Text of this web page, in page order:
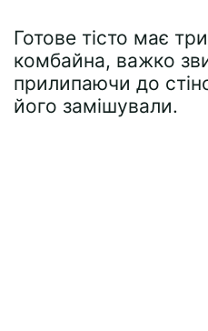
Готове тісто має
комбайна, важко
прилипаючи до
його замішували.